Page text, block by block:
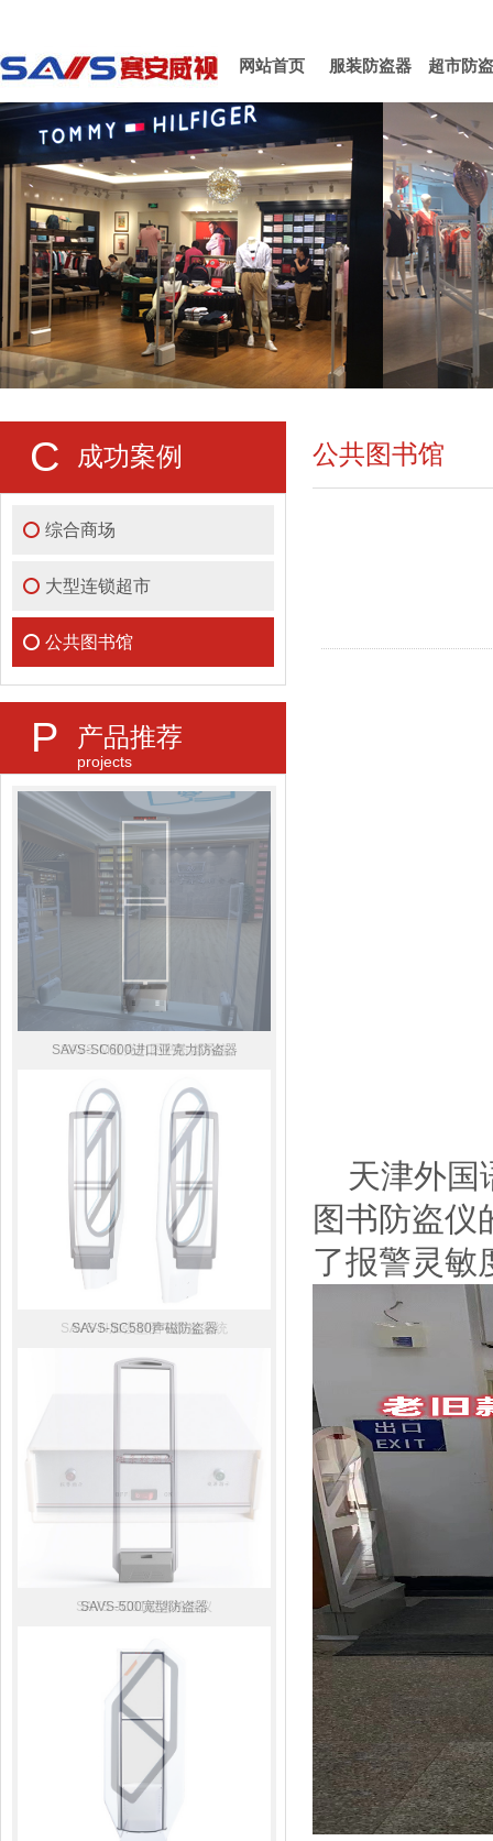
网站首页 服装防盗器 超市防
C 成功案例
综合商场
大型连锁超市
公共图书馆
P 产品推荐
projects
SAVS-SC600进口亚克力防盗器
SAVS-SC580声磁防盗器
SAVS-500宽型防盗器
SAVS-M亚克力图书防盗系统
SAVS-N加强型图书防盗系统
SAVS-JC01磁条检查仪
公共图书馆
天津外国
图书防盗仪
了报警灵敏